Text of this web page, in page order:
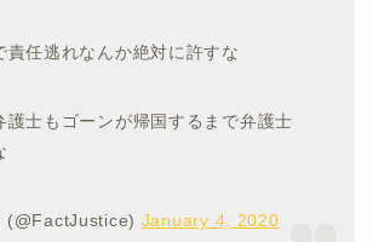
責任逃れなんか絶対に許すな
護士もゴーンが帰国するまで弁護士
January 4, 2020